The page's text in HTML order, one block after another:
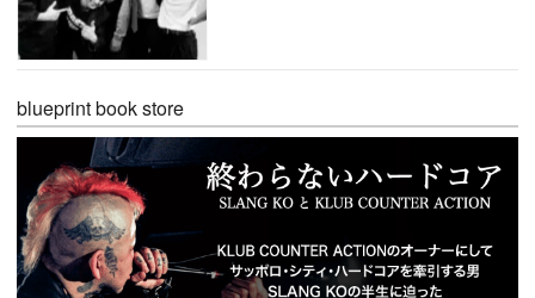
blueprint book store